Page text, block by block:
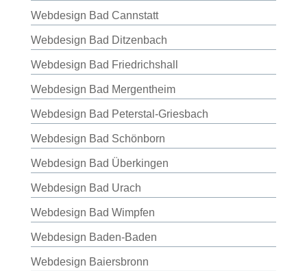
Webdesign Bad Cannstatt
Webdesign Bad Ditzenbach
Webdesign Bad Friedrichshall
Webdesign Bad Mergentheim
Webdesign Bad Peterstal-Griesbach
Webdesign Bad Schönborn
Webdesign Bad Überkingen
Webdesign Bad Urach
Webdesign Bad Wimpfen
Webdesign Baden-Baden
Webdesign Baiersbronn